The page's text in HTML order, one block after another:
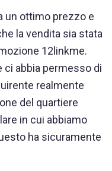
un ottimo prezzo e
la vendita sia stata
12linkme.
ci abbia permesso di
realmente
del quartiere
in cui abbiamo
ha sicuramente